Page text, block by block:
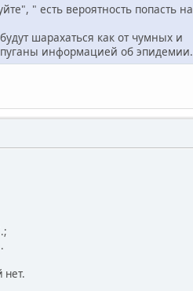
" есть вероятность попасть на
шарахаться как от чумных и
информацией об эпидемии.
нет.